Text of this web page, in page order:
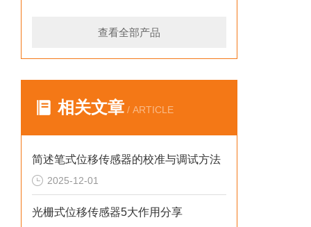
查看全部产品
相关文章 / ARTICLE
简述笔式位移传感器的校准与调试方法
2025-12-01
光栅式位移传感器5大作用分享